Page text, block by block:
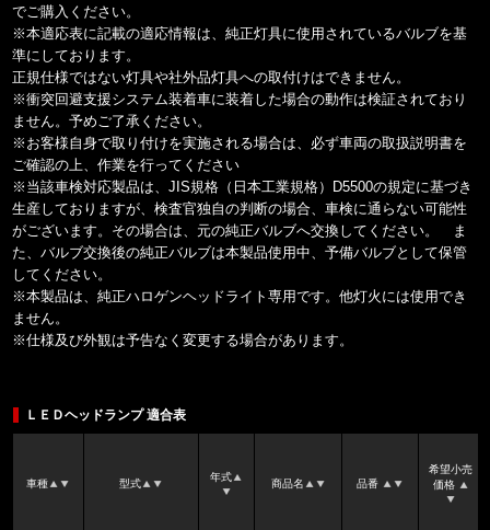
でご購入ください。
※本適応表に記載の適応情報は、純正灯具に使用されているバルブを基
準にしております。
正規仕様ではない灯具や社外品灯具への取付けはできません。
※衝突回避支援システム装着車に装着した場合の動作は検証されており
ません。予めご了承ください。
※お客様自身で取り付けを実施される場合は、必ず車両の取扱説明書を
ご確認の上、作業を行ってください
※当該車検対応製品は、JIS規格（日本工業規格）D5500の規定に基づき
生産しておりますが、検査官独自の判断の場合、車検に通らない可能性
がございます。その場合は、元の純正バルブへ交換してください。 ま
た、バルブ交換後の純正バルブは本製品使用中、予備バルブとして保管
してください。
※本製品は、純正ハロゲンヘッドライト専用です。他灯火には使用でき
ません。
※仕様及び外観は予告なく変更する場合があります。
ＬＥＤヘッドランプ 適合表
車種 型式
年式
商品名 品番
希望小売
価格